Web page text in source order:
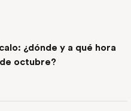
¿dónde y a qué hora
octubre?